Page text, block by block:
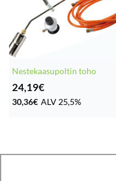
Nestekaasupoltin toho
24,19€
30,36€ ALV 25,5%